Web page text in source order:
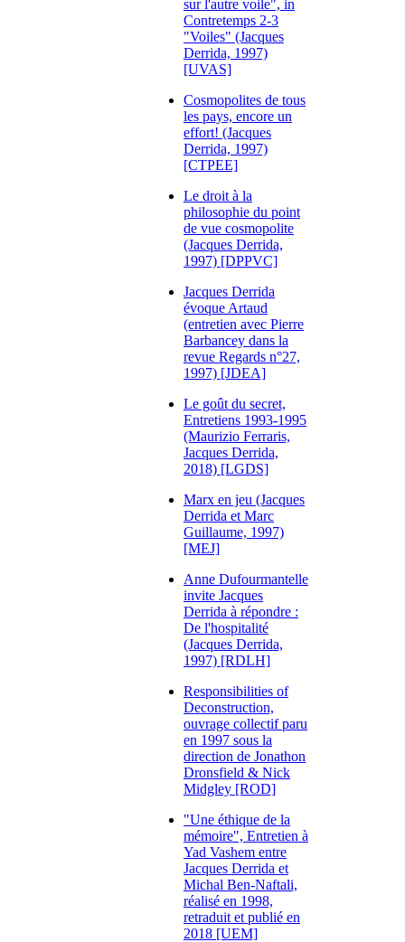
sur l'autre voile", in
Contretemps 2-3
"Voiles" (Jacques
Derrida, 1997)
[UVAS]
Cosmopolites de tous
les pays, encore un
effort! (Jacques
Derrida, 1997)
[CTPEE]
Le droit à la
philosophie du point
de vue cosmopolite
(Jacques Derrida,
1997) [DPPVC]
Jacques Derrida
évoque Artaud
(entretien avec Pierre
Barbancey dans la
revue Regards n°27,
1997) [JDEA]
Le goût du secret,
Entretiens 1993-1995
(Maurizio Ferraris,
Jacques Derrida,
2018) [LGDS]
Marx en jeu (Jacques
Derrida et Marc
Guillaume, 1997)
[MEJ]
Anne Dufourmantelle
invite Jacques
Derrida à répondre :
De l'hospitalité
(Jacques Derrida,
1997) [RDLH]
Responsibilities of
Deconstruction,
ouvrage collectif paru
en 1997 sous la
direction de Jonathon
Dronsfield & Nick
Midgley [ROD]
"Une éthique de la
mémoire", Entretien à
Yad Vashem entre
Jacques Derrida et
Michal Ben-Naftali,
réalisé en 1998,
retraduit et publié en
2018 [UEM]